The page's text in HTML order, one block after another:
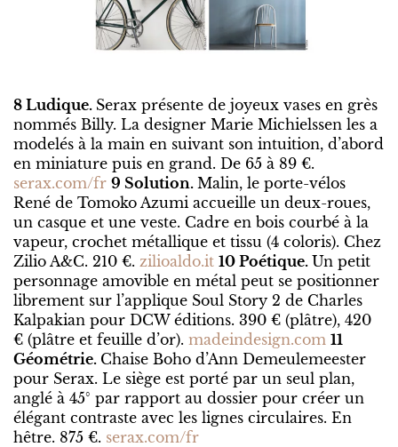
8 Ludique. Serax présente de joyeux vases en grès
nommés Billy. La designer Marie Michielssen les a
modelés à la main en suivant son intuition, d’abord
en miniature puis en grand. De 65 à 89 €.
serax.com/fr 9 Solution. Malin, le porte-vélos
René de Tomoko Azumi accueille un deux-roues,
un casque et une veste. Cadre en bois courbé à la
vapeur, crochet métallique et tissu (4 coloris). Chez
Zilio A&C. 210 €. zilioaldo.it 10 Poétique. Un petit
personnage amovible en métal peut se positionner
librement sur l’applique Soul Story 2 de Charles
Kalpakian pour DCW éditions. 390 € (plâtre), 420
€ (plâtre et feuille d’or). madeindesign.com 11
Géométrie. Chaise Boho d’Ann Demeulemeester
pour Serax. Le siège est porté par un seul plan,
anglé à 45° par rapport au dossier pour créer un
élégant contraste avec les lignes circulaires. En
hêtre. 875 €. serax.com/fr